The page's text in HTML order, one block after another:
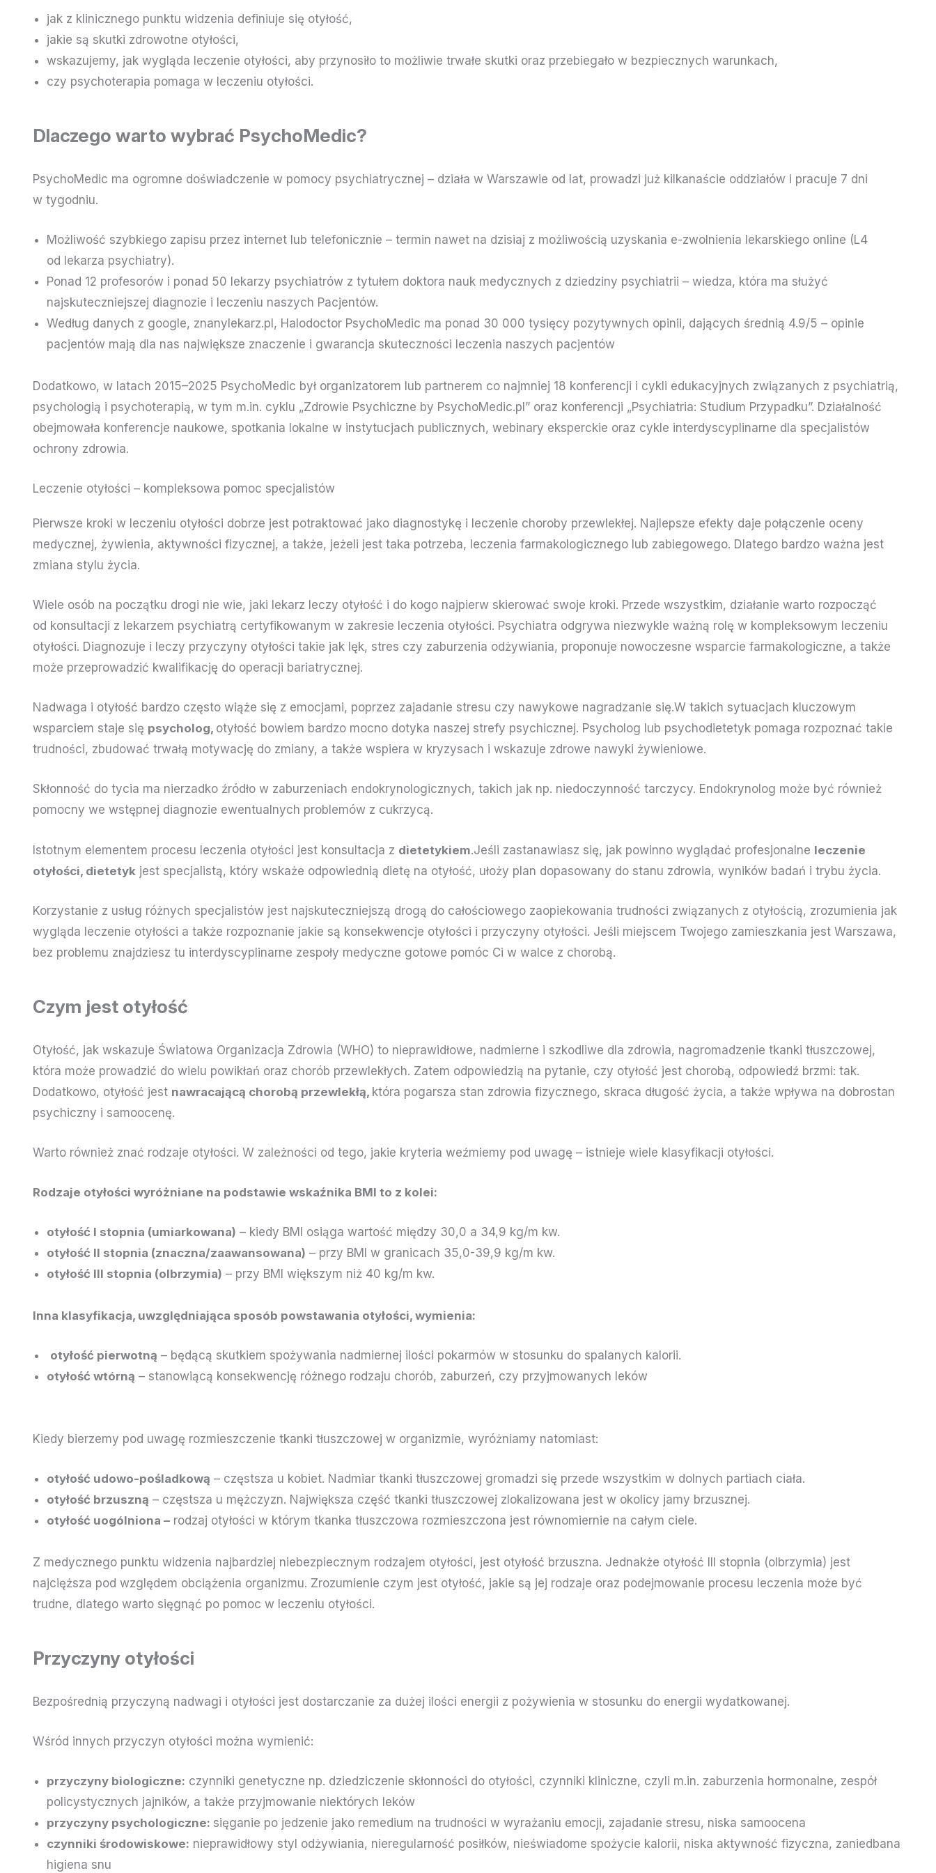
jak z klinicznego punktu widzenia definiuje się otyłość,
jakie są skutki zdrowotne otyłości,
wskazujemy, jak wygląda leczenie otyłości, aby przynosiło to możliwie trwałe skutki oraz przebiegało w bezpiecznych warunkach,
czy psychoterapia pomaga w leczeniu otyłości.
Dlaczego warto wybrać PsychoMedic?
PsychoMedic ma ogromne doświadczenie w pomocy psychiatrycznej – działa w Warszawie od lat, prowadzi już kilkanaście oddziałów i pracuje 7 dni
w tygodniu.
Możliwość szybkiego zapisu przez internet lub telefonicznie – termin nawet na dzisiaj z możliwością uzyskania e-zwolnienia lekarskiego online (L4
od lekarza psychiatry).
Ponad 12 profesorów i ponad 50 lekarzy psychiatrów z tytułem doktora nauk medycznych z dziedziny psychiatrii – wiedza, która ma służyć
najskuteczniejszej diagnozie i leczeniu naszych Pacjentów.
Według danych z google, znanylekarz.pl, Halodoctor PsychoMedic ma ponad 30 000 tysięcy pozytywnych opinii, dających średnią 4.9/5 – opinie
pacjentów mają dla nas największe znaczenie i gwarancja skuteczności leczenia naszych pacjentów
Dodatkowo, w latach 2015–2025 PsychoMedic był organizatorem lub partnerem co najmniej 18 konferencji i cykli edukacyjnych związanych z psychiatrią,
psychologią i psychoterapią, w tym m.in. cyklu „Zdrowie Psychiczne by PsychoMedic.pl” oraz konferencji „Psychiatria: Studium Przypadku”. Działalność
obejmowała konferencje naukowe, spotkania lokalne w instytucjach publicznych, webinary eksperckie oraz cykle interdyscyplinarne dla specjalistów
ochrony zdrowia.
Leczenie otyłości – kompleksowa pomoc specjalistów
Pierwsze kroki w leczeniu otyłości dobrze jest potraktować jako diagnostykę i leczenie choroby przewlekłej. Najlepsze efekty daje połączenie oceny
medycznej, żywienia, aktywności fizycznej, a także, jeżeli jest taka potrzeba, leczenia farmakologicznego lub zabiegowego. Dlatego bardzo ważna jest
zmiana stylu życia.
Wiele osób na początku drogi nie wie, jaki lekarz leczy otyłość i do kogo najpierw skierować swoje kroki. Przede wszystkim, działanie warto rozpocząć
od konsultacji z lekarzem psychiatrą certyfikowanym w zakresie leczenia otyłości. Psychiatra odgrywa niezwykle ważną rolę w kompleksowym leczeniu
otyłości. Diagnozuje i leczy przyczyny otyłości takie jak lęk, stres czy zaburzenia odżywiania, proponuje nowoczesne wsparcie farmakologiczne, a także
może przeprowadzić kwalifikację do operacji bariatrycznej.
Nadwaga i otyłość bardzo często wiąże się z emocjami, poprzez zajadanie stresu czy nawykowe nagradzanie się.W takich sytuacjach kluczowym
wsparciem staje się psycholog, otyłość bowiem bardzo mocno dotyka naszej strefy psychicznej. Psycholog lub psychodietetyk pomaga rozpoznać takie
trudności, zbudować trwałą motywację do zmiany, a także wspiera w kryzysach i wskazuje zdrowe nawyki żywieniowe.
Skłonność do tycia ma nierzadko źródło w zaburzeniach endokrynologicznych, takich jak np. niedoczynność tarczycy. Endokrynolog może być również
pomocny we wstępnej diagnozie ewentualnych problemów z cukrzycą.
Istotnym elementem procesu leczenia otyłości jest konsultacja z dietetykiem.Jeśli zastanawiasz się, jak powinno wyglądać profesjonalne leczenie
otyłości, dietetyk jest specjalistą, który wskaże odpowiednią dietę na otyłość, ułoży plan dopasowany do stanu zdrowia, wyników badań i trybu życia.
Korzystanie z usług różnych specjalistów jest najskuteczniejszą drogą do całościowego zaopiekowania trudności związanych z otyłością, zrozumienia jak
wygląda leczenie otyłości a także rozpoznanie jakie są konsekwencje otyłości i przyczyny otyłości. Jeśli miejscem Twojego zamieszkania jest Warszawa,
bez problemu znajdziesz tu interdyscyplinarne zespoły medyczne gotowe pomóc Ci w walce z chorobą.
Czym jest otyłość
Otyłość, jak wskazuje Światowa Organizacja Zdrowia (WHO) to nieprawidłowe, nadmierne i szkodliwe dla zdrowia, nagromadzenie tkanki tłuszczowej,
która może prowadzić do wielu powikłań oraz chorób przewlekłych. Zatem odpowiedzią na pytanie, czy otyłość jest chorobą, odpowiedź brzmi: tak.
Dodatkowo, otyłość jest nawracającą chorobą przewlekłą, która pogarsza stan zdrowia fizycznego, skraca długość życia, a także wpływa na dobrostan
psychiczny i samoocenę.
Warto również znać rodzaje otyłości. W zależności od tego, jakie kryteria weźmiemy pod uwagę – istnieje wiele klasyfikacji otyłości.
Rodzaje otyłości wyróżniane na podstawie wskaźnika BMI to z kolei:
otyłość I stopnia (umiarkowana) – kiedy BMI osiąga wartość między 30,0 a 34,9 kg/m kw.
otyłość II stopnia (znaczna/zaawansowana) – przy BMI w granicach 35,0-39,9 kg/m kw.
otyłość III stopnia (olbrzymia) – przy BMI większym niż 40 kg/m kw.
Inna klasyfikacja, uwzględniająca sposób powstawania otyłości, wymienia:
otyłość pierwotną – będącą skutkiem spożywania nadmiernej ilości pokarmów w stosunku do spalanych kalorii.
otyłość wtórną – stanowiącą konsekwencję różnego rodzaju chorób, zaburzeń, czy przyjmowanych leków
Kiedy bierzemy pod uwagę rozmieszczenie tkanki tłuszczowej w organizmie, wyróżniamy natomiast:
otyłość udowo-pośladkową – częstsza u kobiet. Nadmiar tkanki tłuszczowej gromadzi się przede wszystkim w dolnych partiach ciała.
otyłość brzuszną – częstsza u mężczyzn. Największa część tkanki tłuszczowej zlokalizowana jest w okolicy jamy brzusznej.
otyłość uogólniona – rodzaj otyłości w którym tkanka tłuszczowa rozmieszczona jest równomiernie na całym ciele.
Z medycznego punktu widzenia najbardziej niebezpiecznym rodzajem otyłości, jest otyłość brzuszna. Jednakże otyłość III stopnia (olbrzymia) jest
najcięższa pod względem obciążenia organizmu. Zrozumienie czym jest otyłość, jakie są jej rodzaje oraz podejmowanie procesu leczenia może być
trudne, dlatego warto sięgnąć po pomoc w leczeniu otyłości.
Przyczyny otyłości
Bezpośrednią przyczyną nadwagi i otyłości jest dostarczanie za dużej ilości energii z pożywienia w stosunku do energii wydatkowanej.
Wśród innych przyczyn otyłości można wymienić:
przyczyny biologiczne: czynniki genetyczne np. dziedziczenie skłonności do otyłości, czynniki kliniczne, czyli m.in. zaburzenia hormonalne, zespół
policystycznych jajników, a także przyjmowanie niektórych leków
przyczyny psychologiczne: sięganie po jedzenie jako remedium na trudności w wyrażaniu emocji, zajadanie stresu, niska samoocena
czynniki środowiskowe: nieprawidłowy styl odżywiania, nieregularność posiłków, nieświadome spożycie kalorii, niska aktywność fizyczna, zaniedbana
higiena snu